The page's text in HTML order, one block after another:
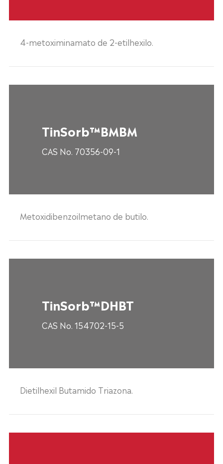
4-metoximinamato de 2-etilhexilo.
TinSorb™BMBM
CAS No. 70356-09-1
Metoxidibenzoilmetano de butilo.
TinSorb™DHBT
CAS No. 154702-15-5
Dietilhexil Butamido Triazona.